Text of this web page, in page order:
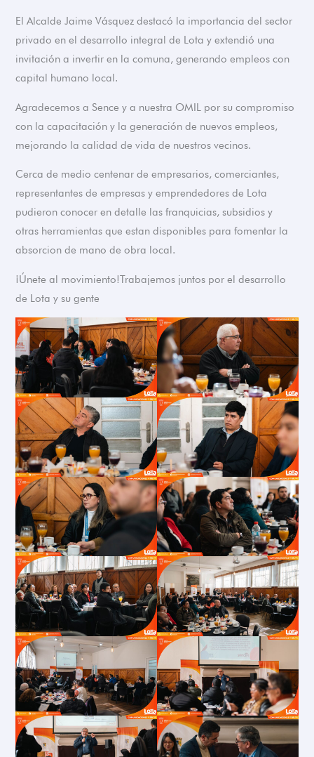
El Alcalde Jaime Vásquez destacó la importancia del sector
privado en el desarrollo integral de Lota y extendió una
invitación a invertir en la comuna, generando empleos con
capital humano local.
Agradecemos a Sence y a nuestra OMIL por su compromiso
con la capacitación y la generación de nuevos empleos,
mejorando la calidad de vida de nuestros vecinos.
Cerca de medio centenar de empresarios, comerciantes,
representantes de empresas y emprendedores de Lota
pudieron conocer en detalle las franquicias, subsidios y
otras herramientas que estan disponibles para fomentar la
absorcion de mano de obra local.
¡Únete al movimiento!Trabajemos juntos por el desarrollo
de Lota y su gente